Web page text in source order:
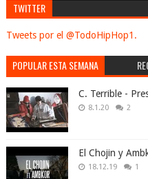
TWITTER
Tweets por el @TodoHipHop1.
POPULAR ESTA SEMANA
C. Terrible -
8.1.20 2
El Chojin y
18.12.19 1